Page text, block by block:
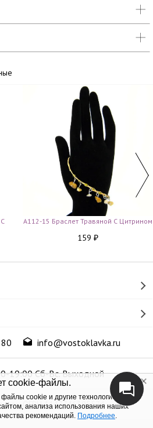
cookie-файлы.
cookie и другие технологии для
анализа использования наших
рекомендаций. Подробнее.
A112-15 Браслет Травяной С Цитрином
159 ₽
info@vostoklavka.ru
19:00 Сб-Вс. Выходной
ОГРН 1147746305574